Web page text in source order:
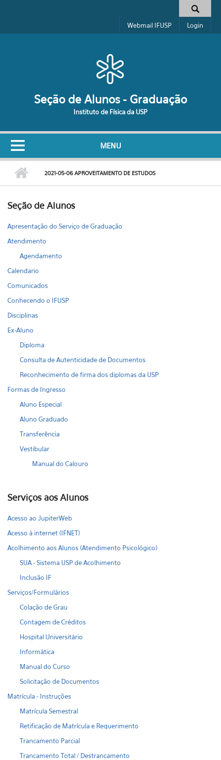
Formulário de busca
Webmail IFUSP Login
Seção de Alunos - Graduação
Instituto de Física da USP
MENU
2021-05-06 APROVEITAMENTO DE ESTUDOS
Seção de Alunos
Apresentação do Serviço de Graduação
Atendimento
Agendamento
Calendario
Comunicados
Conhecendo o IFUSP
Disciplinas
Ex-Aluno
Diploma
Consulta de Autenticidade de Documentos
Reconhecimento de firma dos diplomas da USP
Formas de Ingresso
Aluno Especial
Aluno Graduado
Transferência
Vestibular
Manual do Calouro
Serviços aos Alunos
Acesso ao JupiterWeb
Acesso à internet (IFNET)
Acolhimento aos Alunos (Atendimento Psicológico)
SUA - Sistema USP de Acolhimento
Inclusão IF
Serviços/Formulários
Colação de Grau
Contagem de Créditos
Hospital Universitário
Informática
Manual do Curso
Solicitação de Documentos
Matrícula - Instruções
Matrícula Semestral
Retificação de Matrícula e Requerimento
Trancamento Parcial
Trancamento Total / Destrancamento